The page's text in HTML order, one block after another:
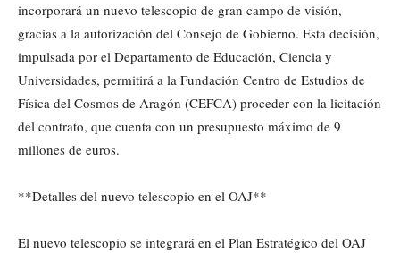
incorporará un nuevo telescopio de gran campo de visión,
gracias a la autorización del Consejo de Gobierno. Esta decisión,
impulsada por el Departamento de Educación, Ciencia y
Universidades, permitirá a la Fundación Centro de Estudios de
Física del Cosmos de Aragón (CEFCA) proceder con la licitación
del contrato, que cuenta con un presupuesto máximo de 9
millones de euros.
**Detalles del nuevo telescopio en el OAJ**
El nuevo telescopio se integrará en el Plan Estratégico del OAJ